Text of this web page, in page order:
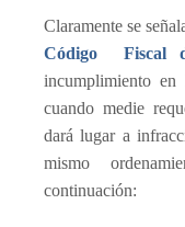
Claramente se señ
Código
Fiscal
incumplimiento en
cuando medie
dará lugar a
mismo
continuación: